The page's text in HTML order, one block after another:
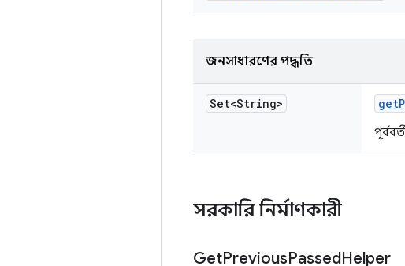
জনসাধারণের পদ্ধতি
Set<String> get
সরকারি নির্মাণকারী
GetPreviousPassedHelper